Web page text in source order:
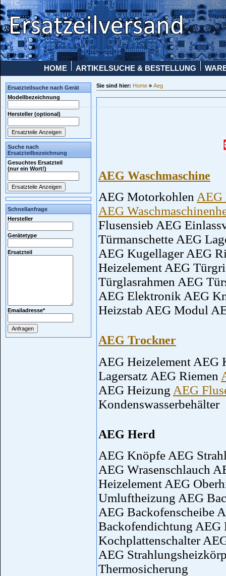
HOME ARTIKELSUCHE & BESTELLUNG
Ersatzteilsuche nach Gerät
Modellbezeichnung
Hersteller (optional)
Suche nach
Ersatzteilbezeichnung
Gesuchtes Ersatzteil
(nur ein Wort!)
Schnellanfrage
Hersteller
Gerätetype
Ersatzteil
Emailadresse*
Sie sind hier: Home » Aeg
AEG Waschmaschine
AEG Motorkohlen AEG
AEG
Flusensieb AEG
Türmanschette AEG
AEG Kugellager AEG
Heizelement AEG
Türglasrahmen AEG
AEG Elektronik AEG
Heizstab AEG Modul
AEG Trockner
AEG Heizelement
Lagersatz AEG Riemen
AEG Heizung AEG
Kondenswasserbehälter
AEG Herd
AEG Knöpfe AEG
AEG Wrasenschlauch
Heizelement AEG
Umluftheizung AEG
AEG Backofenscheibe
Backofendichtung AEG
Kochplattenschalter
AEG
Thermosicherung